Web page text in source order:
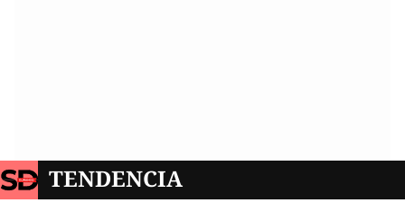
TENDENCIA